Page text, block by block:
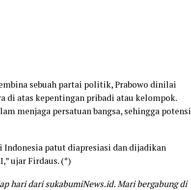
sebuah partai politik, Prabowo dinilai
di atas kepentingan pribadi atau kelompok.
menjaga persatuan bangsa, sehingga potensi
Indonesia patut diapresiasi dan dijadikan
ujar Firdaus. (*)
hari dari sukabumiNews.id. Mari bergabung di